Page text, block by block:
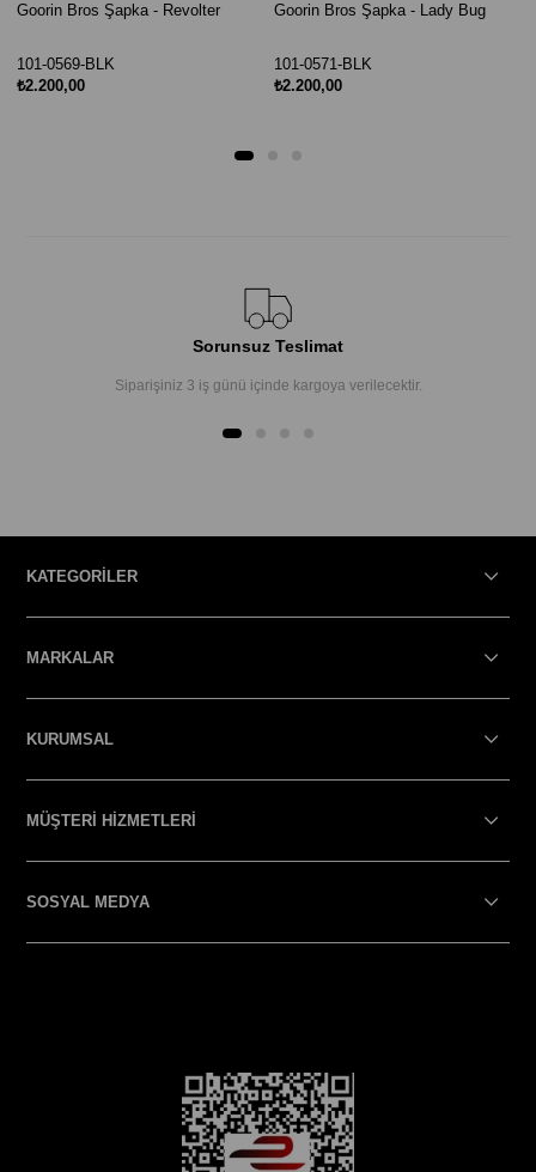
Goorin Bros Şapka - Revolter
101-0569-BLK
₺2.200,00
Goorin Bros Şapka - Lady Bug
101-0571-BLK
₺2.200,00
Sorunsuz Teslimat
Siparişiniz 3 iş günü içinde kargoya verilecektir.
KATEGORİLER
MARKALAR
KURUMSAL
MÜŞTERİ HİZMETLERİ
SOSYAL MEDYA